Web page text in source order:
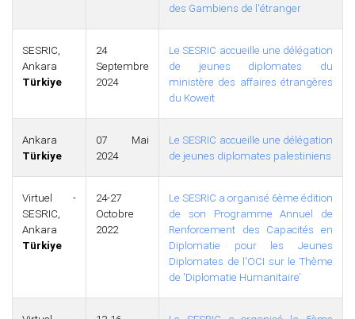
des Gambiens de l'étranger
SESRIC,
Ankara
Türkiye
24
Septembre
2024
Le SESRIC accueille une délégation
de jeunes diplomates du
ministère des affaires étrangères
du Koweït
Ankara
Türkiye
07 Mai
2024
Le SESRIC accueille une délégation
de jeunes diplomates palestiniens
Virtuel -
SESRIC,
Ankara
Türkiye
24-27
Octobre
2022
Le SESRIC a organisé 6ème édition
de son Programme Annuel de
Renforcement des Capacités en
Diplomatie pour les Jeunes
Diplomates de l'OCI sur le Thème
de 'Diplomatie Humanitaire’